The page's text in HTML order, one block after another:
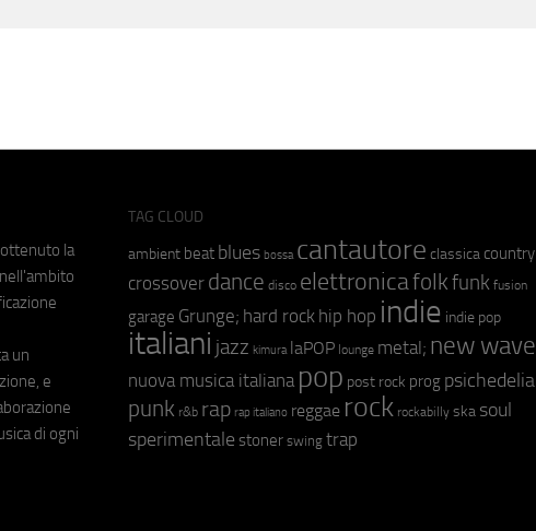
ottenuto la
un
e
di ogni
TAG CLOUD
ambient beat blues bossa cantautore classica country
crossover dance disco elettronicafolkfunk fusion
garage Grunge; hard rock hip hop indie indie pop
italiani jazz kimura laPOP lounge metal; new wave
nuova musica italiana pop post rock prog psichedelia
punk r&b rap rap italiano reggae rock rockabilly ska soul
sperimentale stoner swing trap